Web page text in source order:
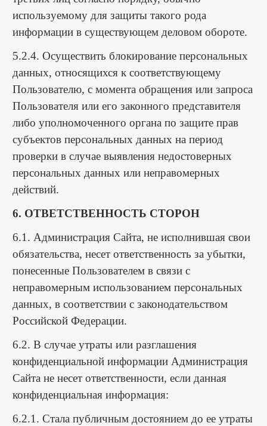
используемому для защиты такого рода
информации в существующем деловом обороте.
5.2.4. Осуществить блокирование персональных
данных, относящихся к соответствующему
Пользователю, с момента обращения или запроса
Пользователя или его законного представителя
либо уполномоченного органа по защите прав
субъектов персональных данных на период
проверки в случае выявления недостоверных
персональных данных или неправомерных
действий.
6. ОТВЕТСТВЕННОСТЬ СТОРОН
6.1. Администрация Сайта, не исполнившая свои
обязательства, несет ответственность за убытки,
понесенные Пользователем в связи с
неправомерным использованием персональных
данных, в соответствии с законодательством
Российской Федерации.
6.2. В случае утраты или разглашения
конфиденциальной информации Администрация
Сайта не несет ответственности, если данная
конфиденциальная информация:
6.2.1. Стала публичным достоянием до ее утраты